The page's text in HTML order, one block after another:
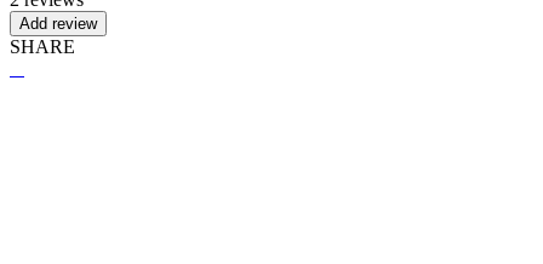
Add review
SHARE